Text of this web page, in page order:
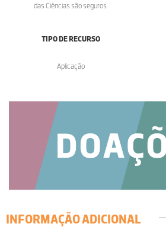
das Ciências são seguros.
TIPO DE RECURSO
Aplicação
INFORMAÇÃO ADICIONAL